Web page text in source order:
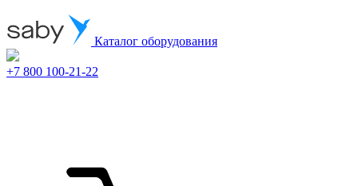
Каталог оборудования
+7 800 100-21-22